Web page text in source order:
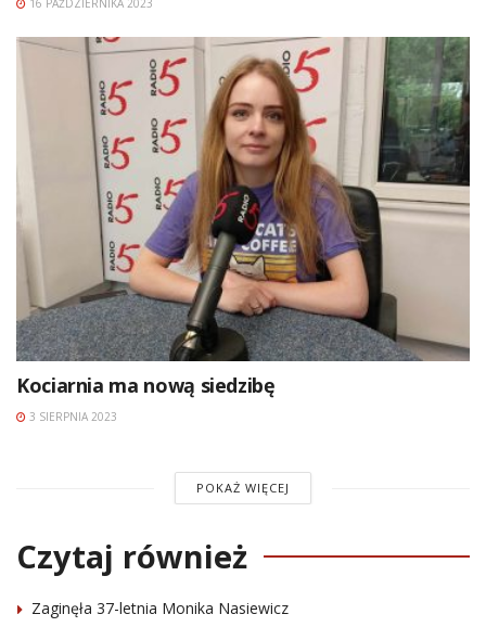
16 PAŹDZIERNIKA 2023
Kociarnia ma nową siedzibę
3 SIERPNIA 2023
POKAŻ WIĘCEJ
Czytaj również
Zaginęła 37-letnia Monika Nasiewicz